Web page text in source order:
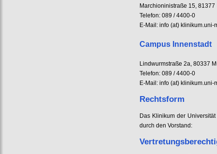
Marchioninistraße 15, 81377
Telefon: 089 / 4400-0
E-Mail: info (at) klinikum.uni-
Campus Innenstadt
Lindwurmstraße 2a, 80337
Telefon: 089 / 4400-0
E-Mail: info (at) klinikum.uni-
Rechtsform
Das Klinikum der
durch den Vorstand: